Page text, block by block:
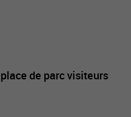
de parc visiteurs